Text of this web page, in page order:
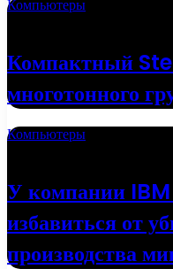
Компьютеры
Компактный
многотонного
Компьютеры
У компании IBM
избавиться от
производства